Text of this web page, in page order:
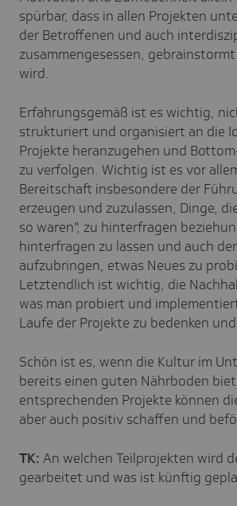
spürbar, dass in allen Projekten
der Betroffenen und auch
zusammengesessen,
wird.
Erfahrungsgemäß ist es wichtig,
strukturiert und organisiert an die
Projekte heranzugehen und
zu verfolgen. Wichtig ist es vor
Bereitschaft insbesondere der
erzeugen und zuzulassen, Dinge,
so waren", zu hinterfragen
hinterfragen zu lassen und auch
aufzubringen, etwas Neues zu
Letztendlich ist wichtig, die
was man probiert und
Laufe der Projekte zu bedenken
Schön ist es, wenn die Kultur im
bereits einen guten Nährboden
entsprechenden Projekte können
aber auch positiv schaffen und
TK: An welchen Teilprojekten wird
gearbeitet und was ist künftig